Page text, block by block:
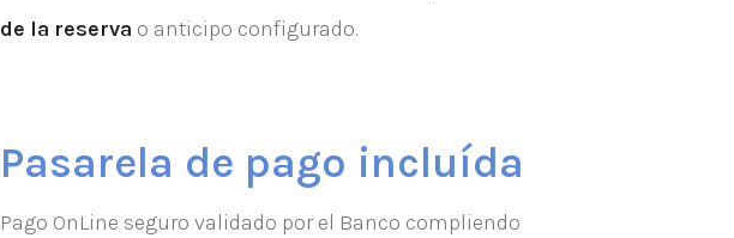
de la reserva o anticipo configurado.
Pasarela de pago incluída
Pago OnLine seguro validado por el Banco compliendo